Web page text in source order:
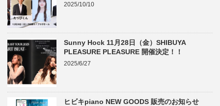
2025/10/10
Sunny Hock 11月28日（金）SHIBUYA
PLEASURE PLEASURE 開催決定！！
2025/6/27
ヒビキpiano NEW GOODS 販売のお知らせ